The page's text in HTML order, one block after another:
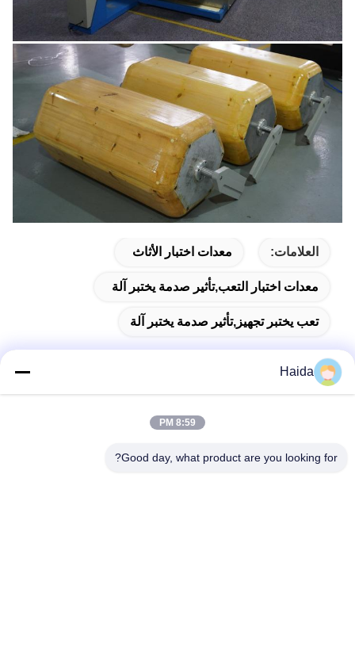
العلامات: معدات اختبار الأثاث
معدات اختبار التعب,تأثير صدمة يختبر آلة
تعب يختبر تجهيز,تأثير صدمة يختبر آلة
العنوان
Haida
8:59 PM
Good day, what product are you looking for?